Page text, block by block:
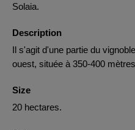
Solaia.
Description
Il s'agit d'une partie du
ouest, située à 350-400
Size
20 hectares.